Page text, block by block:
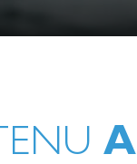
Nolot en or